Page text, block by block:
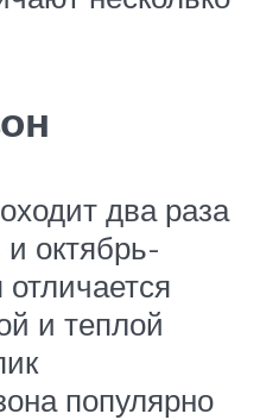
два раза
октябрь-
и теплой
популярно